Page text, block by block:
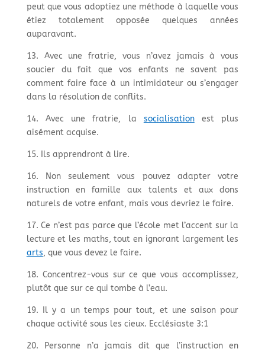
peut que vous adoptiez une méthode à laquelle vous
étiez totalement opposée quelques années
auparavant.
13. Avec une fratrie, vous n’avez jamais à vous
soucier du fait que vos enfants ne savent pas
comment faire face à un intimidateur ou s’engager
dans la résolution de conflits.
14. Avec une fratrie, la socialisationest plus
aisément acquise.
15. Ils apprendront à lire.
16. Non seulement vous pouvez adapter votre
instruction en famille aux talents et aux dons
naturels de votre enfant, mais vous devriez le faire.
17. Ce n’est pas parce que l’école met l’accent sur la
lecture et les maths, tout en ignorant largement les
arts, que vous devez le faire.
18. Concentrez-vous sur ce que vous accomplissez,
plutôt que sur ce qui tombe à l’eau.
19. Il y a un temps pour tout, et une saison pour
chaque activité sous les cieux. Ecclésiaste 3:1
20. Personne n’a jamais dit que l’instruction en